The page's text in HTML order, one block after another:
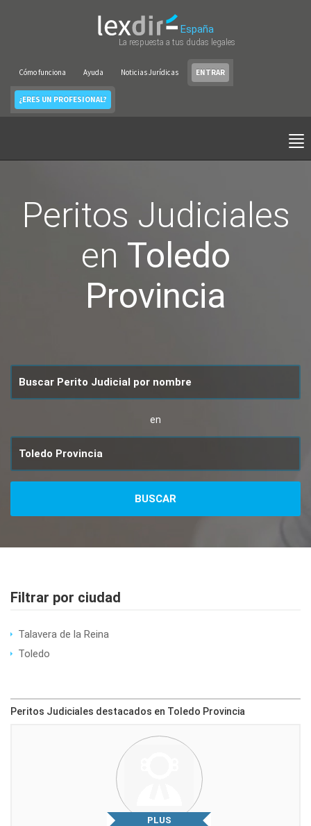
España
La respuesta a tus dudas legales
Cómo funciona Ayuda Noticias Jurídicas ENTRAR
¿ERES UN PROFESIONAL?
Peritos Judiciales
en Toledo
Provincia
en
Filtrar por ciudad
Talavera de la Reina
Toledo
Peritos Judiciales destacados en Toledo Provincia
PLUS